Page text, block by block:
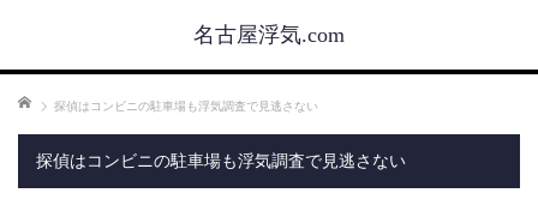
名古屋浮気.com
ホーム 探偵はコンビニの駐車場も浮気調査で見逃さない
探偵はコンビニの駐車場も浮気調査で見逃さない